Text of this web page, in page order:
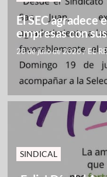
El SEC agradece
empresas con
28 de julio de 2026/ EL
SINDICAL